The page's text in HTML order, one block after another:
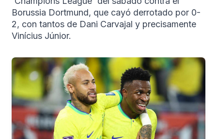
Borussia Dortmund, que cayó derrotado por 0-
2, con tantos de Dani Carvajal y precisamente
Vinícius Júnior.